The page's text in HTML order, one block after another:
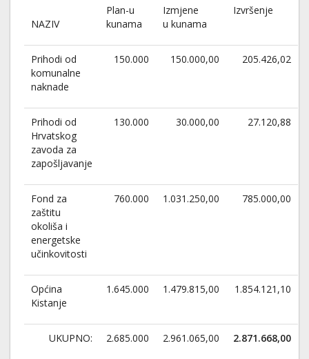
NAZIV
Plan-u
kunama
Izmjene
u kunama
Izvršenje
Prihodi od
komunalne
naknade
150.000 150.000,00 205.426,02
Prihodi od
Hrvatskog
zavoda za
zapošljavanje
130.000 30.000,00 27.120,88
Fond za
zaštitu
okoliša i
energetske
učinkovitosti
760.000 1.031.250,00 785.000,00
Općina
Kistanje
1.645.000 1.479.815,00 1.854.121,10
UKUPNO: 2.685.000 2.961.065,00 2.871.668,00